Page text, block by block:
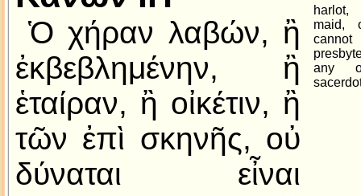
Ὁ χήραν λαβών, ἢ
ἐκβεβλημένην, ἢ
ἑταίραν, ἢ οἰκέτιν, ἢ
τῶν ἐπὶ σκηνῆς, οὐ
δύναται εἶναι
maid,
any